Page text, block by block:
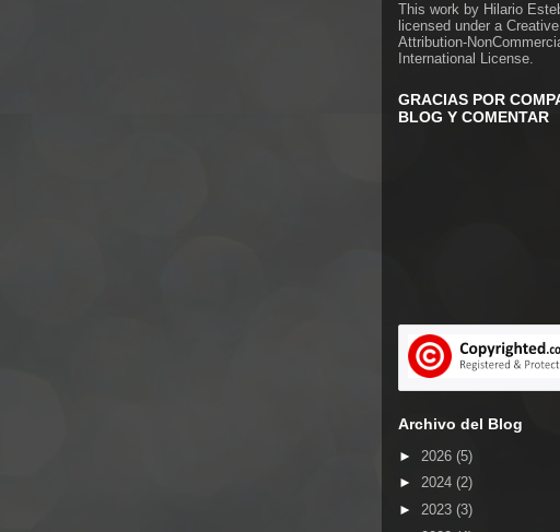
This work by Hilario
licensed under a
Attribution-
International License.
GRACIAS POR
BLOG Y COMENTAR
Archivo del Blog
► 2026 (5)
► 2024 (2)
► 2023 (3)